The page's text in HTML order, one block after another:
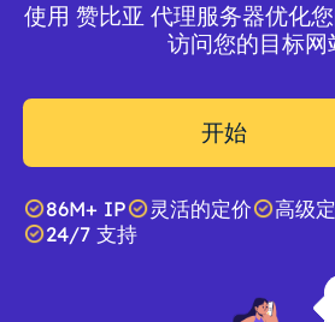
使用 赞比亚 代理服务器优化
访问您的目标网
开始
86M+ IP 灵活的定价 高级
24/7 支持